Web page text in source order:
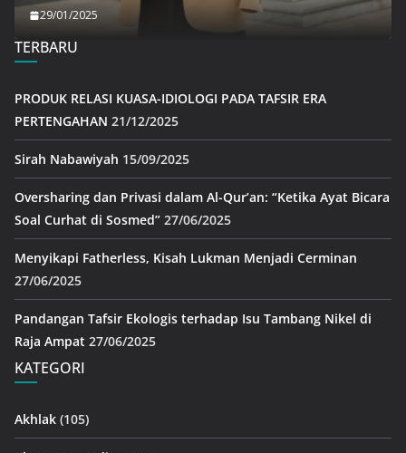
29/01/2025
TERBARU
PRODUK RELASI KUASA-IDIOLOGI PADA TAFSIR ERA
PERTENGAHAN 21/12/2025
Sirah Nabawiyah 15/09/2025
Oversharing dan Privasi dalam Al-Qur’an: “Ketika Ayat Bicara
Soal Curhat di Sosmed” 27/06/2025
Menyikapi Fatherless, Kisah Lukman Menjadi Cerminan
27/06/2025
Pandangan Tafsir Ekologis terhadap Isu Tambang Nikel di
Raja Ampat 27/06/2025
KATEGORI
Akhlak (105)